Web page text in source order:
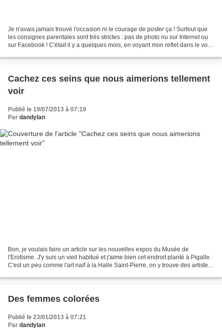
Je n'avais jamais trouvé l'occasion ni le courage de poster ça ! Surtout que
les consignes parentales sont très strictes : pas de photo nu sur Internet ou
sur Facebook ! C'était il y a quelques mois, en voyant mon reflet dans le volet
Cachez ces seins que nous aimerions tellement
voir
Publié le 19/07/2013 à 07:19
Par dandylan
Bon, je voulais faire un article sur les nouvelles expos du Musée de
l'Erotisme. J'y suis un vieil habitué et j'aime bien cet endroit planté à Pigalle.
C'est un peu comme l'art naïf à la Halle Saint-Pierre, on y trouve des artistes
Des femmes colorées
Publié le 23/01/2013 à 07:21
Par dandylan